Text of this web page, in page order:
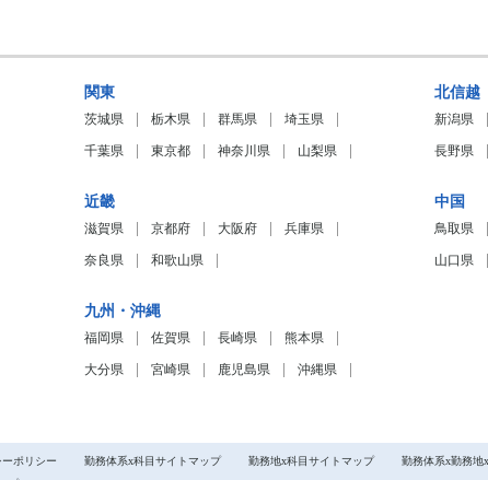
関東
茨城県 栃木県 群馬県 埼玉県
千葉県 東京都 神奈川県 山梨県
北信越
新潟県
長野県
近畿
滋賀県 京都府 大阪府 兵庫県
奈良県 和歌山県
中国
鳥取県
山口県
九州・沖縄
福岡県 佐賀県 長崎県 熊本県
大分県 宮崎県 鹿児島県 沖縄県
ポリシー 勤務体系x科目サイトマップ 勤務地x科目サイトマップ
勤務体系x勤務地